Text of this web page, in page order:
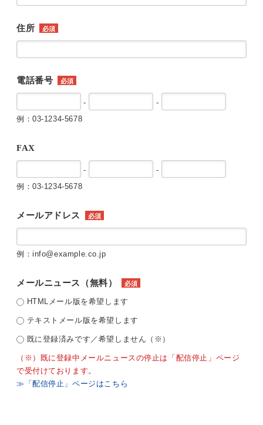
住所 必須
電話番号 必須
-
-
例：03-1234-5678
FAX
-
-
例：03-1234-5678
メールアドレス 必須
例：info@example.co.jp
メールニュース（無料） 必須
HTMLメール版を希望します
テキストメール版を希望します
既に登録済みです／希望しません（※）
（※）既に登録中メールニュースの停止は「配信停止」ページ
で受付けております。
≫「配信停止」ページはこちら